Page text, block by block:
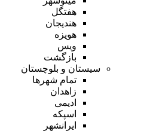
هفتگل
هندیجان
هویزه
ویس
بازگشت
سیستان و بلوچستان
تمام شهر‌ها
زاهدان
ادیمی
اسپکه
ایرانشهر